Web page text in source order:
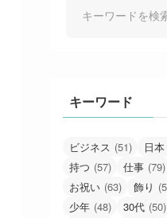
キーワード
ビジネス (51) 日本
持つ (57) 仕事 (79)
お祝い (63) 飾り
少年 (48) 30代 (50)